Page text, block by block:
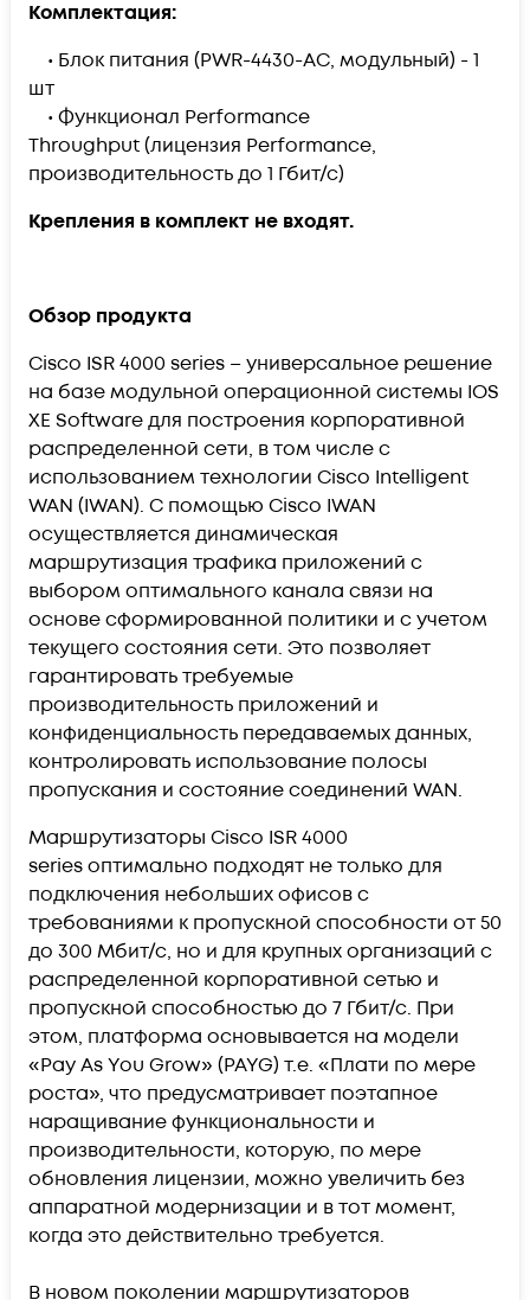
Комплектация:
• Блок питания (PWR-4430-AC, модульный) - 1
шт
• Функционал Performance
Throughput (лицензия Performance,
производительность до 1 Гбит/с)
Крепления в комплект не входят.
Обзор продукта
Cisco ISR 4000 series – универсальное решение
на базе модульной операционной системы IOS
XE Software для построения корпоративной
распределенной сети, в том числе с
использованием технологии Cisco Intelligent
WAN (IWAN). С помощью Cisco IWAN
осуществляется динамическая
маршрутизация трафика приложений с
выбором оптимального канала связи на
основе сформированной политики и с учетом
текущего состояния сети. Это позволяет
гарантировать требуемые
производительность приложений и
конфиденциальность передаваемых данных,
контролировать использование полосы
пропускания и состояние соединений WAN.
Маршрутизаторы Cisco ISR 4000
series оптимально подходят не только для
подключения небольших офисов с
требованиями к пропускной способности от 50
до 300 Мбит/с, но и для крупных организаций с
распределенной корпоративной сетью и
пропускной способностью до 7 Гбит/с. При
этом, платформа основывается на модели
«Pay As You Grow» (PAYG) т.е. «Плати по мере
роста», что предусматривает поэтапное
наращивание функциональности и
производительности, которую, по мере
обновления лицензии, можно увеличить без
аппаратной модернизации и в тот момент,
когда это действительно требуется.
В новом поколении маршрутизаторов